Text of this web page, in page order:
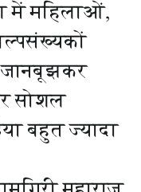
में महिलाओं,
सोशल
बहुत ज्यादा